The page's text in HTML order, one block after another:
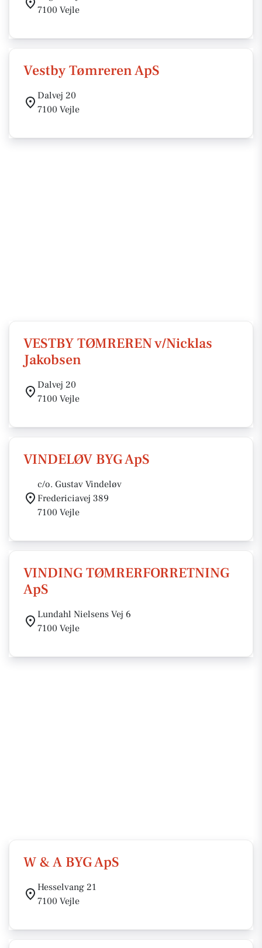
7100 Vejle
Vestby Tømreren ApS
Dalvej 20
7100 Vejle
VESTBY TØMREREN v/Nicklas
Jakobsen
Dalvej 20
7100 Vejle
VINDELØV BYG ApS
c/o. Gustav Vindeløv
Fredericiavej 389
7100 Vejle
VINDING TØMRERFORRETNING
ApS
Lundahl Nielsens Vej 6
7100 Vejle
W & A BYG ApS
Hesselvang 21
7100 Vejle